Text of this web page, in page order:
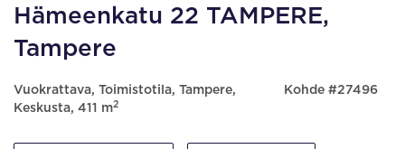
Hämeenkatu 22 TAMPERE,
Tampere
Vuokrattava, Toimistotila, Tampere,
Keskusta, 411 m2
Kohde #27496